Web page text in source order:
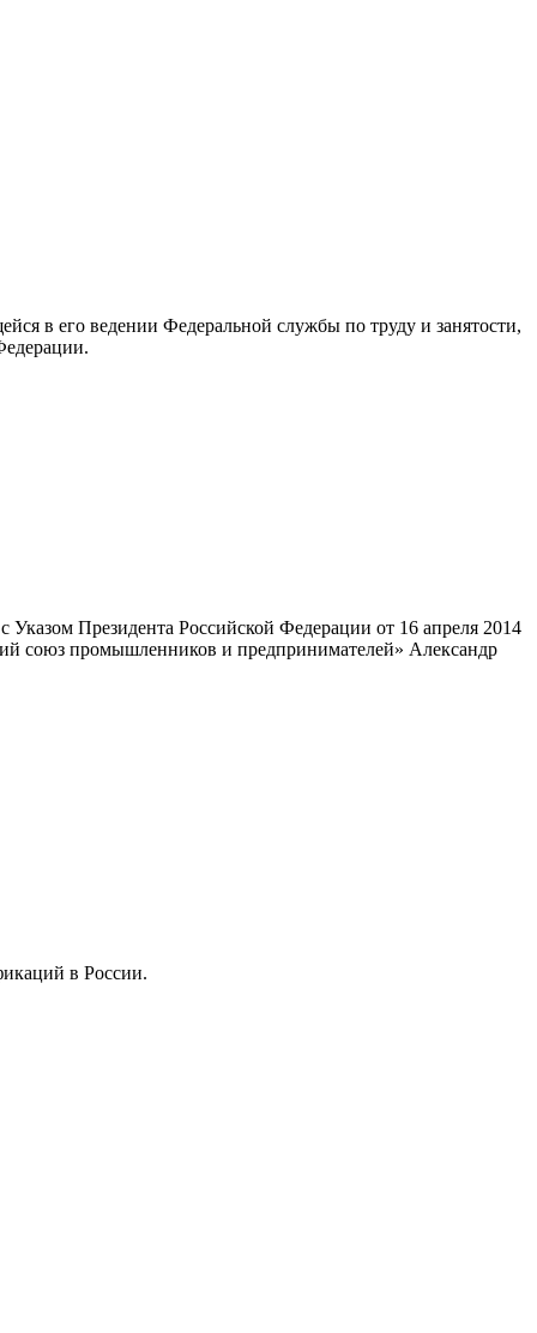
в его ведении Федеральной службы по труду и занятости,
Президента Российской Федерации от 16 апреля 2014
союз промышленников и предпринимателей» Александр
в России.